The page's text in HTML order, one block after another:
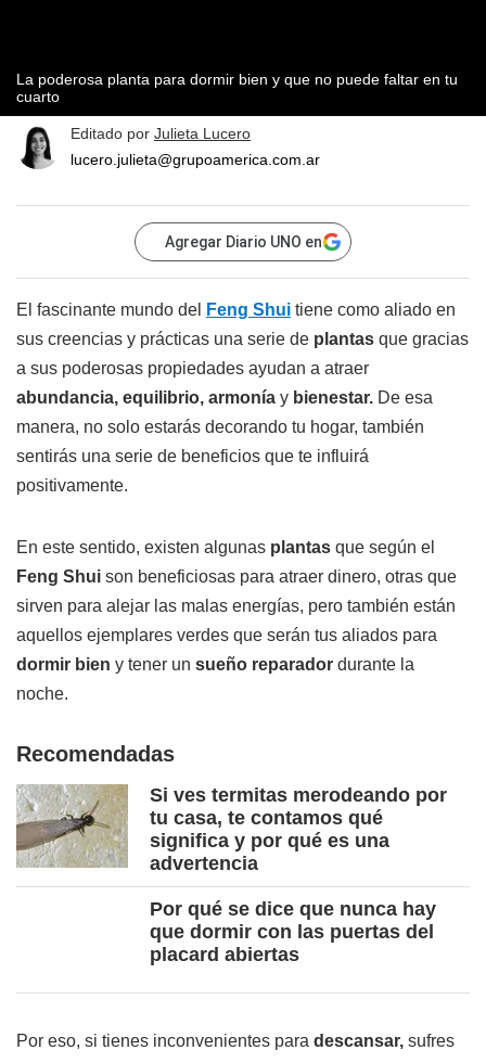
La poderosa planta para dormir bien y que no puede faltar en tu
cuarto
Editado por Julieta Lucero
lucero.julieta@grupoamerica.com.ar
Agregar Diario UNO en
El fascinante mundo del Feng Shui tiene como aliado en
sus creencias y prácticas una serie de plantas que gracias
a sus poderosas propiedades ayudan a atraer
abundancia, equilibrio, armonía y bienestar. De esa
manera, no solo estarás decorando tu hogar, también
sentirás una serie de beneficios que te influirá
positivamente.
En este sentido, existen algunas plantas que según el
Feng Shui son beneficiosas para atraer dinero, otras que
sirven para alejar las malas energías, pero también están
aquellos ejemplares verdes que serán tus aliados para
dormir bien y tener un sueño reparador durante la
noche.
Recomendadas
Si ves termitas merodeando por
tu casa, te contamos qué
significa y por qué es una
advertencia
Por qué se dice que nunca hay
que dormir con las puertas del
placard abiertas
Por eso, si tienes inconvenientes para descansar, sufres